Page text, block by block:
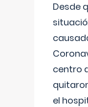
Desde
centro
el